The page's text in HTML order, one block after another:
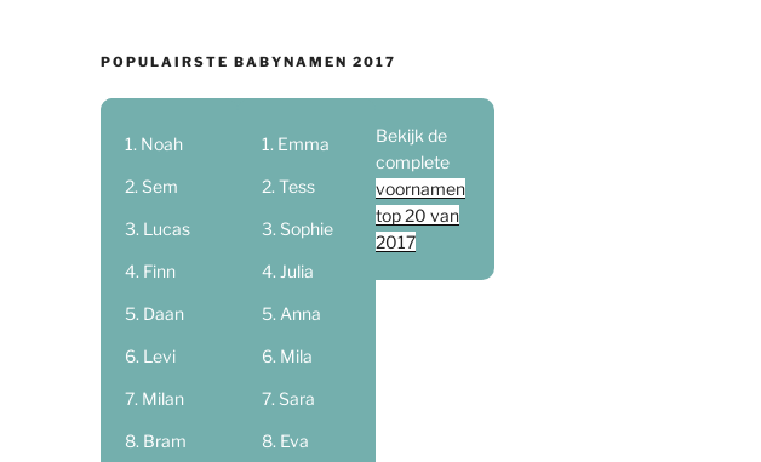
POPULAIRSTE BABYNAMEN 2017
Noah
Sem
Lucas
Finn
Daan
Levi
Milan
Bram
Emma
Tess
Sophie
Julia
Anna
Mila
Sara
Eva
Bekijk de
complete
voornamen
top 20 van
2017